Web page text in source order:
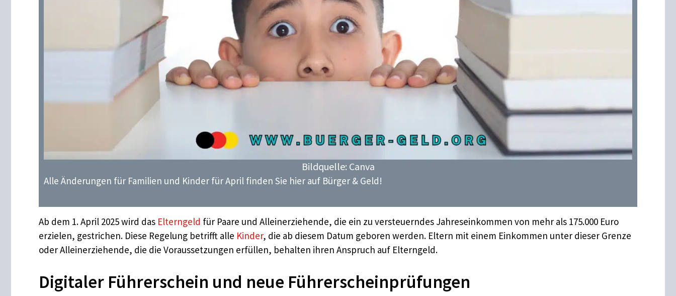
Bildquelle: Canva
Alle Änderungen für Familien und Kinder für April finden Sie hier auf Bürger & Geld!
Ab dem 1. April 2025 wird das Elterngeld für Paare und Alleinerziehende, die ein zu versteuerndes Jahreseinkommen von mehr als 175.000 Euro
erzielen, gestrichen. Diese Regelung betrifft alle Kinder, die ab diesem Datum geboren werden. Eltern mit einem Einkommen unter dieser Grenze
oder Alleinerziehende, die die Voraussetzungen erfüllen, behalten ihren Anspruch auf Elterngeld.
Digitaler Führerschein und neue Führerscheinprüfungen